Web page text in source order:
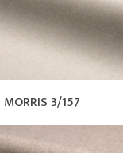
MORRIS 3/157